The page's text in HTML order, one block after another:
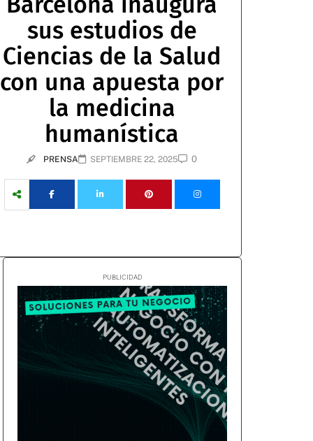
sus estudios de
Ciencias de la Salud
con una apuesta por
la medicina
humanística
PRENSA SEPTIEMBRE 22, 2025 0